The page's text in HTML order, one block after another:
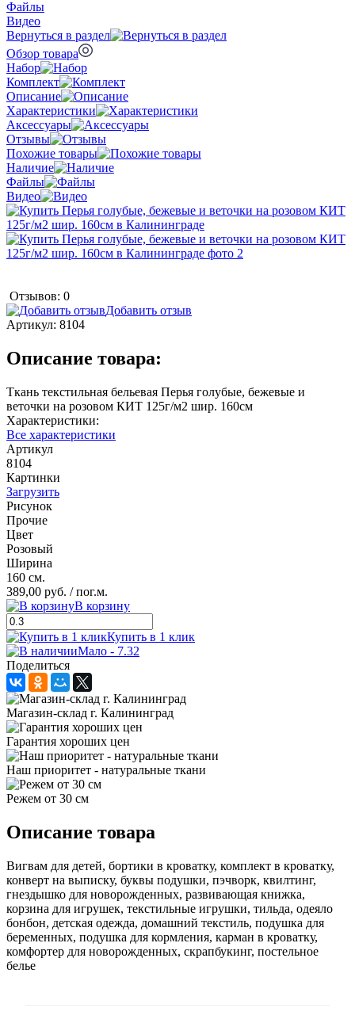
Файлы
Видео
Вернуться в раздел
Обзор товара
Набор
Комплект
Описание
Характеристики
Аксессуары
Отзывы
Похожие товары
Наличие
Файлы
Видео
Отзывов: 0
Добавить отзыв
Артикул: 8104
Описание товара:
Ткань текстильная бельевая Перья голубые, бежевые и
веточки на розовом КИТ 125г/м2 шир. 160см
Характеристики:
Все характеристики
Артикул
8104
Картинки
Загрузить
Рисунок
Прочие
Цвет
Розовый
Ширина
160 см.
389,00 руб. / пог.м.
В корзину
Купить в 1 клик
Мало - 7.32
Поделиться
Магазин-склад г. Калининград
Гарантия хороших цен
Наш приоритет - натуральные ткани
Режем от 30 см
Описание товара
Вигвам для детей, бортики в кроватку, комплект в кроватку,
конверт на выписку, буквы подушки, пэчворк, квилтинг,
гнездышко для новорожденных, развивающая книжка,
корзина для игрушек, текстильные игрушки, тильда, одеяло
бонбон, детская одежда, домашний текстиль, подушка для
беременных, подушка для кормления, карман в кроватку,
комфортер для новорожденных, скрапбукинг, постельное
белье